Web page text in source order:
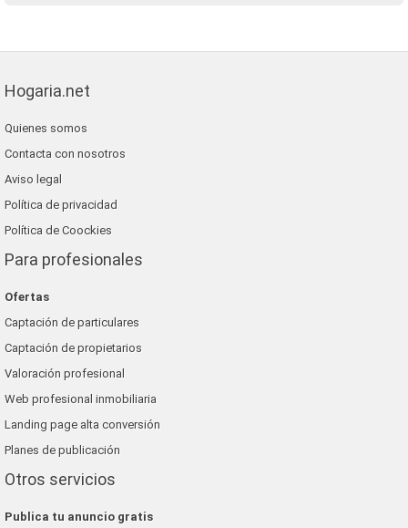
Hogaria.net
Quienes somos
Contacta con nosotros
Aviso legal
Política de privacidad
Política de Coockies
Para profesionales
Ofertas
Captación de particulares
Captación de propietarios
Valoración profesional
Web profesional inmobiliaria
Landing page alta conversión
Planes de publicación
Otros servicios
Publica tu anuncio gratis